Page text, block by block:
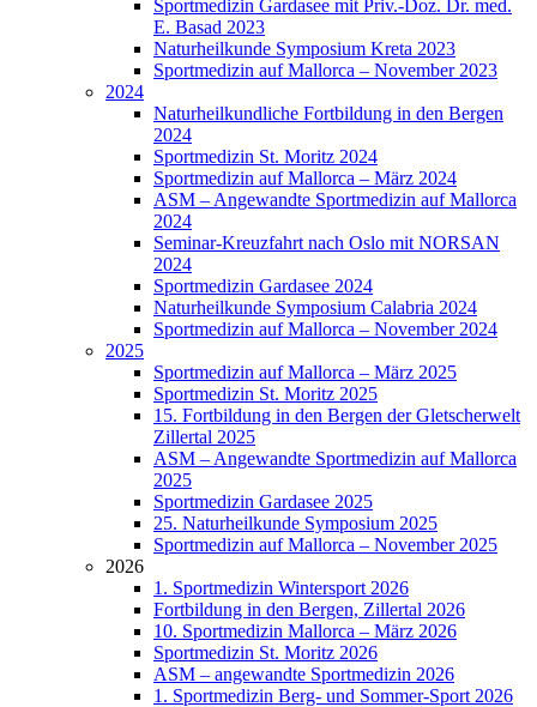
Sportmedizin Gardasee mit Priv.-Doz. Dr. med.
E. Basad 2023
Naturheilkunde Symposium Kreta 2023
Sportmedizin auf Mallorca – November 2023
2024
Naturheilkundliche Fortbildung in den Bergen
2024
Sportmedizin St. Moritz 2024
Sportmedizin auf Mallorca – März 2024
ASM – Angewandte Sportmedizin auf Mallorca
2024
Seminar-Kreuzfahrt nach Oslo mit NORSAN
2024
Sportmedizin Gardasee 2024
Naturheilkunde Symposium Calabria 2024
Sportmedizin auf Mallorca – November 2024
2025
Sportmedizin auf Mallorca – März 2025
Sportmedizin St. Moritz 2025
15. Fortbildung in den Bergen der Gletscherwelt
Zillertal 2025
ASM – Angewandte Sportmedizin auf Mallorca
2025
Sportmedizin Gardasee 2025
25. Naturheilkunde Symposium 2025
Sportmedizin auf Mallorca – November 2025
2026
1. Sportmedizin Wintersport 2026
Fortbildung in den Bergen, Zillertal 2026
10. Sportmedizin Mallorca – März 2026
Sportmedizin St. Moritz 2026
ASM – angewandte Sportmedizin 2026
1. Sportmedizin Berg- und Sommer-Sport 2026